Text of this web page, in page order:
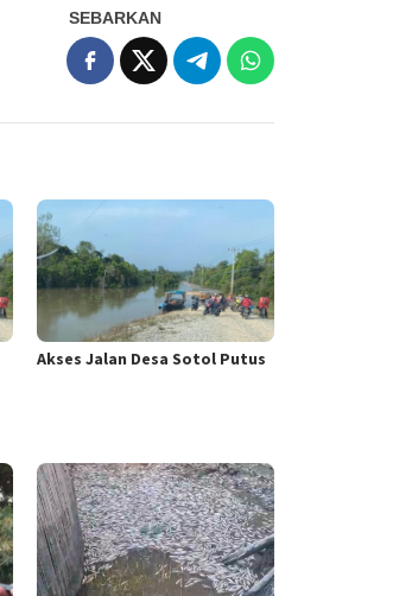
SEBARKAN
Akses Jalan Desa Sotol Putus